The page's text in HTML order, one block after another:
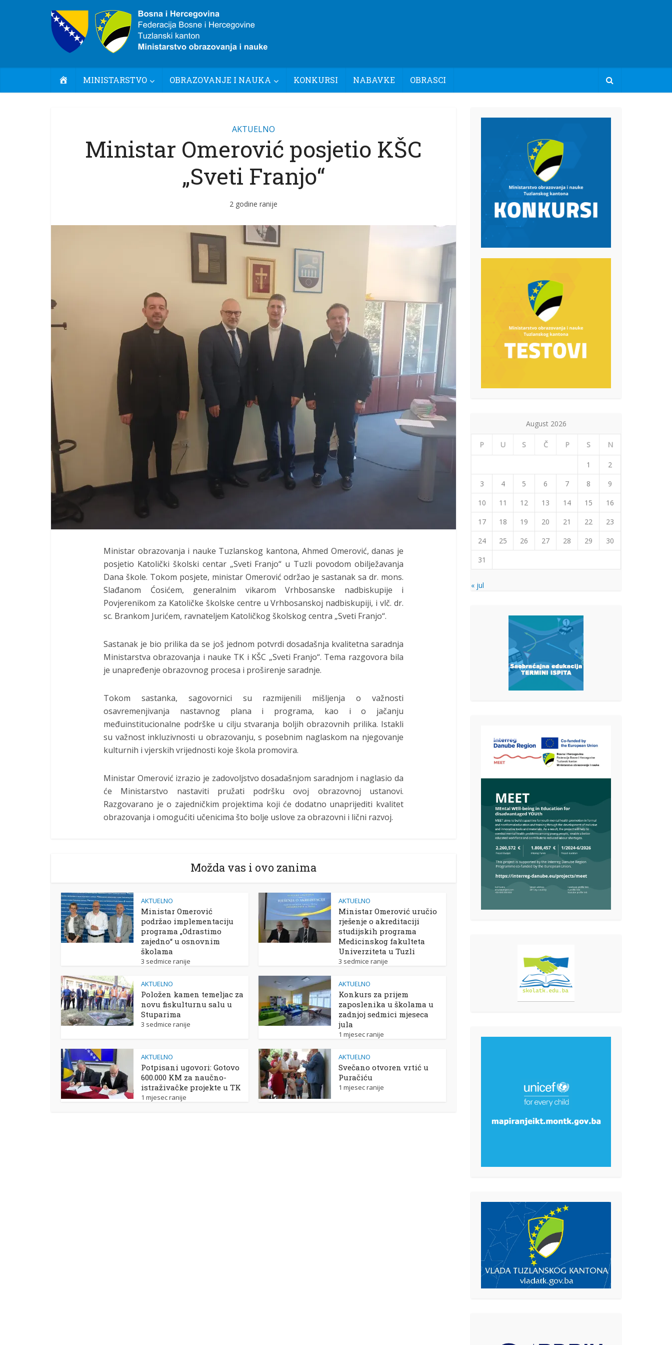
POČETNA
MINISTARSTVO OBRAZOVANJE I NAUKA KONKURSI NABAVKE OBRASCI
AKTUELNO
Ministar Omerović posjetio KŠC
„Sveti Franjo“
2 godine ranije
Ministar obrazovanja i nauke Tuzlanskog kantona, Ahmed Omerović, danas je
posjetio Katolički školski centar „Sveti Franjo“ u Tuzli povodom obilježavanja
Dana škole. Tokom posjete, ministar Omerović održao je sastanak sa dr. mons.
Slađanom Ćosićem, generalnim vikarom Vrhbosanske nadbiskupije i
Povjerenikom za Katoličke školske centre u Vrhbosanskoj nadbiskupiji, i vlč. dr.
sc. Brankom Jurićem, ravnateljem Katoličkog školskog centra „Sveti Franjo“.
Sastanak je bio prilika da se još jednom potvrdi dosadašnja kvalitetna saradnja
Ministarstva obrazovanja i nauke TK i KŠC „Sveti Franjo“. Tema razgovora bila
je unapređenje obrazovnog procesa i proširenje saradnje.
Tokom sastanka, sagovornici su razmijenili mišljenja o važnosti
osavremenjivanja nastavnog plana i programa, kao i o jačanju
međuinstitucionalne podrške u cilju stvaranja boljih obrazovnih prilika. Istakli
su važnost inkluzivnosti u obrazovanju, s posebnim naglaskom na njegovanje
kulturnih i vjerskih vrijednosti koje škola promovira.
Ministar Omerović izrazio je zadovoljstvo dosadašnjom saradnjom i naglasio da
će Ministarstvo nastaviti pružati podršku ovoj obrazovnoj ustanovi.
Razgovarano je o zajedničkim projektima koji će dodatno unaprijediti kvalitet
obrazovanja i omogućiti učenicima što bolje uslove za obrazovni i lični razvoj.
Možda vas i ovo zanima
AKTUELNO
Ministar Omerović
podržao implementaciju
programa „Odrastimo
zajedno“ u osnovnim
školama
3 sedmice ranije
AKTUELNO
Ministar Omerović uručio
rješenje o akreditaciji
studijskih programa
Medicinskog fakulteta
Univerziteta u Tuzli
3 sedmice ranije
AKTUELNO
Položen kamen temeljac za
novu fiskulturnu salu u
Stuparima
3 sedmice ranije
AKTUELNO
Konkurs za prijem
zaposlenika u školama u
zadnjoj sedmici mjeseca
jula
1 mjesec ranije
AKTUELNO
Potpisani ugovori: Gotovo
600.000 KM za naučno-
istraživačke projekte u TK
1 mjesec ranije
AKTUELNO
Svečano otvoren vrtić u
Puračiću
1 mjesec ranije
August 2026
P U S Č P S N
1
2
3
4 5 6 7 8
9
10
11 12 13 14 15
16
17
18 19 20 21 22
23
24
25 26 27 28 29
30
31
« jul